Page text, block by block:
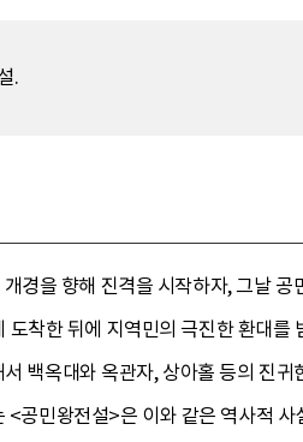
.
경을 향해 진격을 시작하자, 그날
착한 뒤에 지역민의 극진한 환대
백옥대와 옥관자, 상아홀 등의 진
공민왕전설>은 이와 같은 역사적